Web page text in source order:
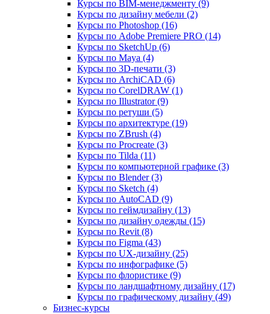
Курсы по BIM‑менеджменту (9)
Курсы по дизайну мебели (2)
Курсы по Photoshop (16)
Курсы по Adobe Premiere PRO (14)
Курсы по SketchUp (6)
Курсы по Maya (4)
Курсы по 3D-печати (3)
Курсы по ArchiCAD (6)
Курсы по CorelDRAW (1)
Курсы по Illustrator (9)
Курсы по ретуши (5)
Курсы по архитектуре (19)
Курсы по ZBrush (4)
Курсы по Procreate (3)
Курсы по Tilda (11)
Курсы по компьютерной графике (3)
Курсы по Blender (3)
Курсы по Sketch (4)
Курсы по AutoCAD (9)
Курсы по геймдизайну (13)
Курсы по дизайну одежды (15)
Курсы по Revit (8)
Курсы по Figma (43)
Курсы по UX‑дизайну (25)
Курсы по инфографике (5)
Курсы по флористике (9)
Курсы по ландшафтному дизайну (17)
Курсы по графическому дизайну (49)
Бизнес-курсы